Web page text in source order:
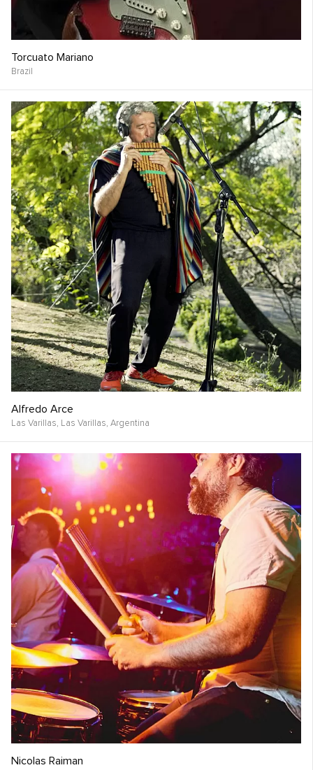
Torcuato Mariano
Brazil
Alfredo Arce
Las Varillas, Las Varillas, Argentina
Nicolas Raiman